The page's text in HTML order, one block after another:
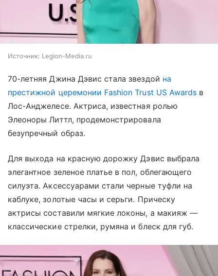
Источник: Legion-Media.ru
70-летняя Джина Дэвис стала звездой на
престижной церемонии Fashion Trust US Awards в
Лос-Анджелесе. Актриса, известная ролью
Элеоноры Литтл, продемонстрировала
безупречный образ.
Для выхода на красную дорожку Дэвис выбрала
элегантное зеленое платье в пол, облегающего
силуэта. Аксессуарами стали черные туфли на
каблуке, золотые часы и серьги. Прическу
актрисы составили мягкие локоны, а макияж —
классические стрелки, румяна и блеск для губ.